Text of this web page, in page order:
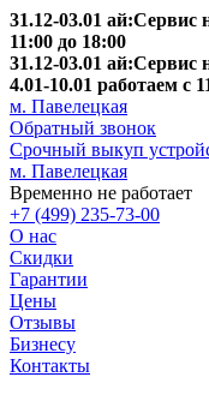
31.12-03.01 ай:Сервис
11:00 до 18:00
31.12-03.01 ай:Сервис
4.01-10.01 работаем с
м. Павелецкая
Обратный звонок
Срочный выкуп
м. Павелецкая
Временно не работает
+7 (499) 235-73-00
О нас
Скидки
Гарантии
Цены
Отзывы
Бизнесу
Контакты